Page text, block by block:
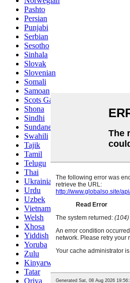
Pashto
Persian
Punjabi
Serbian
Sesotho
Sinhala
Slovak
Slovenian
Somali
Samoan
Scots Gaelic
Shona
Sindhi
Sundanese
Swahili
Tajik
Tamil
Telugu
Thai
Ukrainian
Urdu
Uzbek
Vietnamese
Welsh
Xhosa
Yiddish
Yoruba
Zulu
Kinyarwanda
Tatar
Oriya